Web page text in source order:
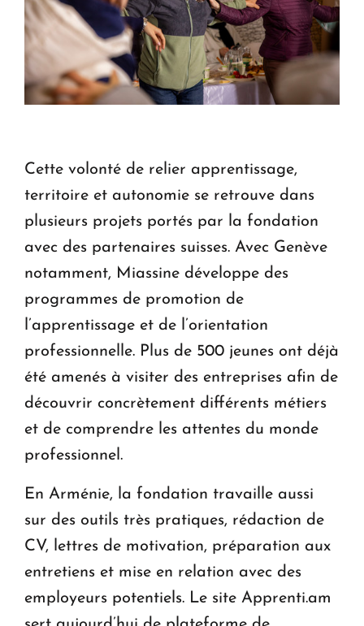
Cette volonté de relier apprentissage,
territoire et autonomie se retrouve dans
plusieurs projets portés par la fondation
avec des partenaires suisses. Avec Genève
notamment, Miassine développe des
programmes de promotion de
l’apprentissage et de l’orientation
professionnelle. Plus de 500 jeunes ont déjà
été amenés à visiter des entreprises afin de
découvrir concrètement différents métiers
et de comprendre les attentes du monde
professionnel.
En Arménie, la fondation travaille aussi
sur des outils très pratiques, rédaction de
CV, lettres de motivation, préparation aux
entretiens et mise en relation avec des
employeurs potentiels. Le site Apprenti.am